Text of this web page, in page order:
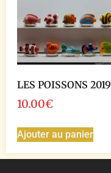
LES POISSONS 2019
10.00€
Ajouter au panier